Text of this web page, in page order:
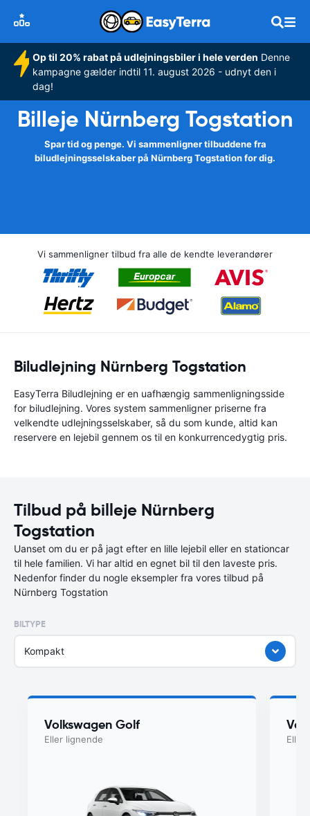
Op til 20% rabat på udlejningsbiler i hele verden Denne
kampagne gælder indtil 11. august 2026 - udnyt den i
dag!
Billeje Nürnberg Togstation
Spar tid og penge. Vi sammenligner tilbuddene fra
biludlejningsselskaber på Nürnberg Togstation for dig.
Vi sammenligner tilbud fra alle de kendte leverandører
Biludlejning Nürnberg Togstation
EasyTerra Biludlejning er en uafhængig sammenligningsside
for biludlejning. Vores system sammenligner priserne fra
velkendte udlejningsselskaber, så du som kunde, altid kan
reservere en lejebil gennem os til en konkurrencedygtig pris.
Tilbud på billeje Nürnberg
Togstation
Uanset om du er på jagt efter en lille lejebil eller en stationcar
til hele familien. Vi har altid en egnet bil til den laveste pris.
Nedenfor finder du nogle eksempler fra vores tilbud på
Nürnberg Togstation
BILTYPE
Kompakt
Volkswagen Golf
Eller lignende Eller